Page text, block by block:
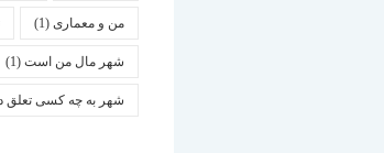
من و معماری(1)
شهر مال من است(1)
شهر به چه کسی تعلق